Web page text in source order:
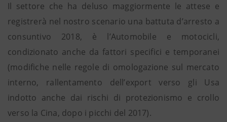
Il settore che ha deluso maggiormente le attese e
registrerà nel nostro scenario una battuta d’arresto a
consuntivo 2018, è l’Automobile e motocicli,
condizionato anche da fattori specifici e temporanei
(modifiche nelle regole di omologazione sul mercato
interno, rallentamento dell’export verso gli Usa
indotto anche dai rischi di protezionismo e crollo
verso la Cina, dopo i picchi del 2017).